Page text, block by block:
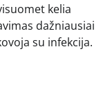
kelia
dažniausiai
su infekcija.